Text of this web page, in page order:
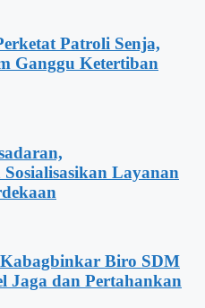
Patroli Senja,
Ganggu Ketertiban
Layanan
Biro SDM
Jaga dan Pertahankan